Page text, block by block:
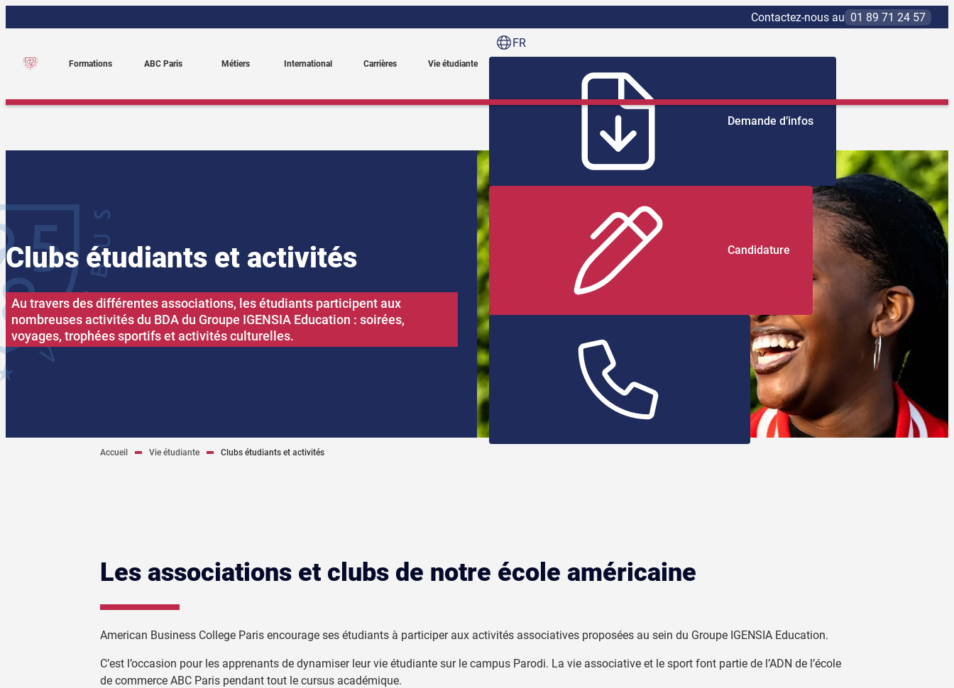
au
Contactez-nous au 01 89 71 24 57
Formations ABC Paris Métiers International Carrières Vie étudiante
FR
Demande d’infos
Candidature
Clubs étudiants et activités
Au travers des différentes associations, les étudiants participent aux
nombreuses activités du BDA du Groupe IGENSIA Education : soirées,
voyages, trophées sportifs et activités culturelles.
Accueil Vie étudiante Clubs étudiants et activités
Les associations et clubs de notre école américaine
American Business College Paris encourage ses étudiants à participer aux activités associatives proposées au sein du Groupe IGENSIA Education.
C’est l’occasion pour les apprenants de dynamiser leur vie étudiante sur le campus Parodi. La vie associative et le sport font partie de l’ADN de l’école
de commerce ABC Paris pendant tout le cursus académique.